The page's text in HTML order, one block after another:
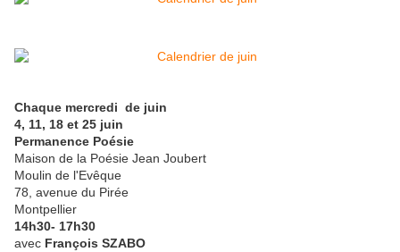
Chaque mercredi de juin
4, 11, 18 et 25 juin
Permanence Poésie
Maison de la Poésie Jean Joubert
Moulin de l'Evêque
78, avenue du Pirée
Montpellier
14h30- 17h30
avec François SZABO